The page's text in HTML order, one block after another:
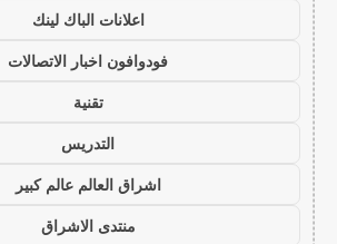
اعلانات الباك لينك
فودوافون اخبار الاتصالات
تقنية
التدريس
اشراق العالم عالم كبير
منتدى الاشراق